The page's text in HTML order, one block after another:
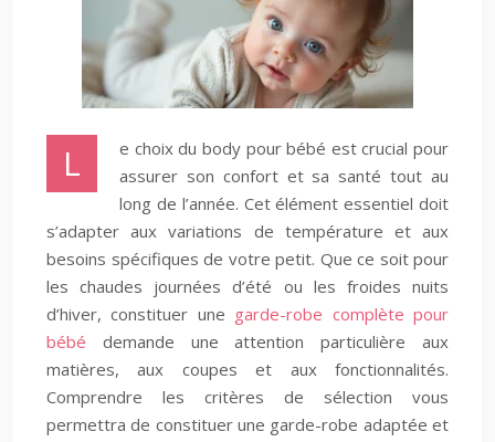
L
e choix du body pour bébé est crucial pour
assurer son confort et sa santé tout au
long de l’année. Cet élément essentiel doit
s’adapter aux variations de température et aux
besoins spécifiques de votre petit. Que ce soit pour
les chaudes journées d’été ou les froides nuits
d’hiver, constituer une garde-robe complète pour
bébé demande une attention particulière aux
matières, aux coupes et aux fonctionnalités.
Comprendre les critères de sélection vous
permettra de constituer une garde-robe adaptée et